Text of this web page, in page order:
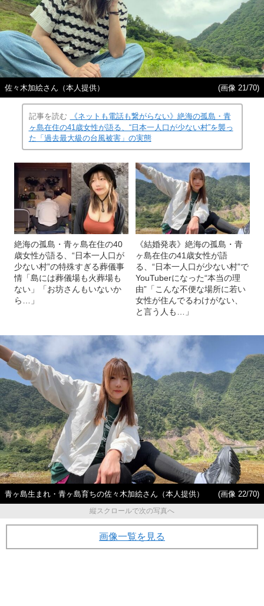
佐々木加絵さん（本人提供） (画像 21/70)
記事を読む
《ネットも電話も繋がらない》絶海の孤島・青
ヶ島在住の41歳女性が語る、“日本一人口が少ない村”を襲っ
た「過去最大級の台風被害」の実態
絶海の孤島・青ヶ島在住の40
歳女性が語る、“日本一人口が
少ない村”の特殊すぎる葬儀事
情「島には葬儀場も火葬場も
ない」「お坊さんもいないか
ら…」
《結婚発表》絶海の孤島・青
ヶ島在住の41歳女性が語
る、“日本一人口が少ない村”で
YouTuberになった“本当の理
由”「こんな不便な場所に若い
女性が住んでるわけがない、
と言う人も…」
青ヶ島生まれ・青ヶ島育ちの佐々木加絵さん（本人提供）
(画像 22/70)
縦スクロールで次の写真へ
画像一覧を見る